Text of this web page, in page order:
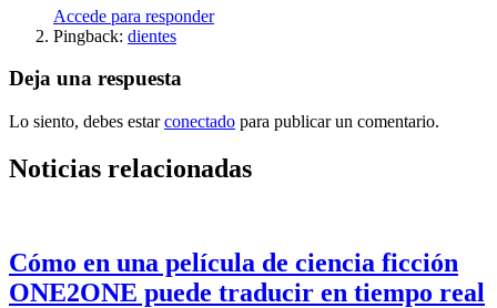
Accede para responder
Pingback: dientes
Deja una respuesta
Lo siento, debes estarconectado para publicar un comentario.
Noticias relacionadas
Cómo en una película de ciencia ficción
ONE2ONE puede traducir en tiempo real